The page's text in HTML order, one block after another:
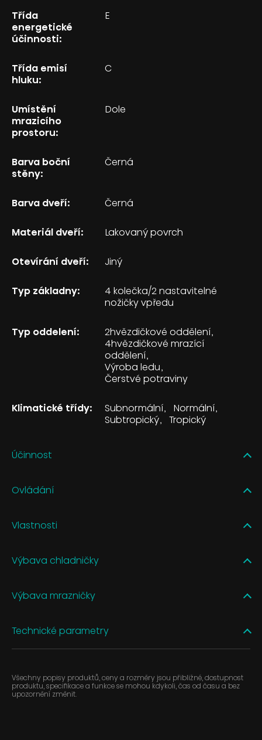
Třída
energetické
účinnosti:
E
Třída emisí
hluku:
C
Umístění
mrazicího
prostoru:
Dole
Barva boční
stěny:
Černá
Barva dveří: Černá
Materiál dveří: Lakovaný povrch
Otevírání dveří: Jiný
Typ základny:
4 kolečka/2 nastavitelné
nožičky vpředu
Typ oddelení:
2hvězdičkové oddělení
4hvězdičkové mrazící
oddělení
Výroba ledu
Čerstvé potraviny
Klimatické třídy: Subnormální
Normální
Subtropický Tropický
Účinnost
Ovládání
Vlastnosti
Výbava chladničky
Výbava mrazničky
Technické parametry
Všechny popisy produktů, ceny a rozměry jsou přibližné, dostupnost
produktu, specifikace a funkce se mohou kdykoli, čas od času a bez
upozornění změnit.